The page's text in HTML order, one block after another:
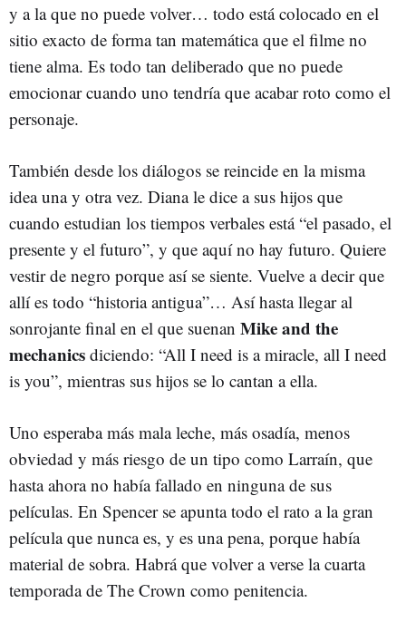
y a la que no puede volver… todo está colocado en el
sitio exacto de forma tan matemática que el filme no
tiene alma. Es todo tan deliberado que no puede
emocionar cuando uno tendría que acabar roto como el
personaje.
También desde los diálogos se reincide en la misma
idea una y otra vez. Diana le dice a sus hijos que
cuando estudian los tiempos verbales está “el pasado, el
presente y el futuro”, y que aquí no hay futuro. Quiere
vestir de negro porque así se siente. Vuelve a decir que
allí es todo “historia antigua”… Así hasta llegar al
sonrojante final en el que suenan Mike and the
mechanics diciendo: “All I need is a miracle, all I need
is you”, mientras sus hijos se lo cantan a ella.
Uno esperaba más mala leche, más osadía, menos
obviedad y más riesgo de un tipo como Larraín, que
hasta ahora no había fallado en ninguna de sus
películas. En Spencer se apunta todo el rato a la gran
película que nunca es, y es una pena, porque había
material de sobra. Habrá que volver a verse la cuarta
temporada de The Crown como penitencia.